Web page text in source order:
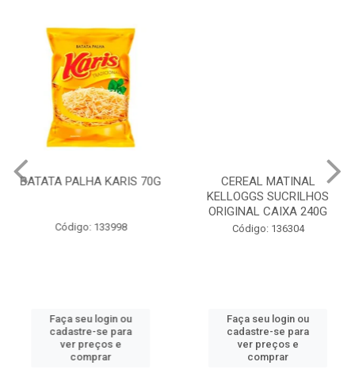
BATATA PALHA KARIS 70G
Código: 133998
Faça seu login ou
cadastre-se para
ver preços e
comprar
CEREAL MATINAL
KELLOGGS SUCRILHOS
ORIGINAL CAIXA 240G
Código: 136304
Faça seu login ou
cadastre-se para
ver preços e
comprar